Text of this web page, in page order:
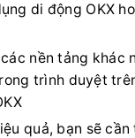
di động OKX
nền tảng khác
trình duyệt
quả, bạn sẽ